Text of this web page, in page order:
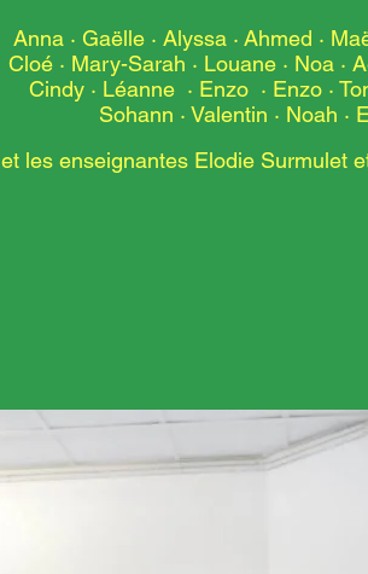
Anna · Gaëlle · Alyssa · Ahmed ·
Cloé · Mary-Sarah · Louane · Noa ·
Cindy · Léanne · Enzo · Enzo ·
Sohann · Valentin · Noah ·
et les enseignantes Elodie Surmulet